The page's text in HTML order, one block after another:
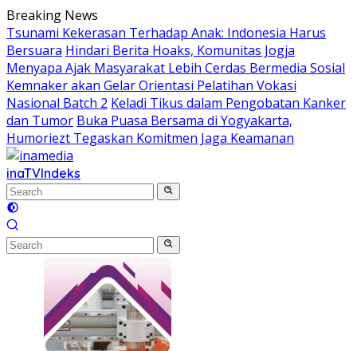
Skip
to
content
Breaking News
Tsunami Kekerasan Terhadap Anak: Indonesia Harus
Bersuara Hindari Berita Hoaks, Komunitas Jogja
Menyapa Ajak Masyarakat Lebih Cerdas Bermedia Sosial
Kemnaker akan Gelar Orientasi Pelatihan Vokasi
Nasional Batch 2 Keladi Tikus dalam Pengobatan Kanker
dan Tumor Buka Puasa Bersama di Yogyakarta,
Humoriezt Tegaskan Komitmen Jaga Keamanan
inaTVIndeks